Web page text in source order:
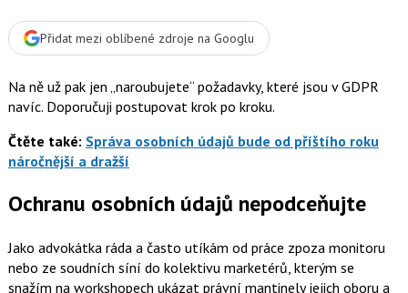
Přidat mezi oblíbené zdroje na Googlu
Na ně už pak jen „naroubujete“ požadavky, které jsou v GDPR
navíc. Doporučuji postupovat krok po kroku.
Čtěte také: Správa osobních údajů bude od příštího roku
náročnější a dražší
Ochranu osobních údajů nepodceňujte
Jako advokátka ráda a často utíkám od práce zpoza monitoru
nebo ze soudních síní do kolektivu marketérů, kterým se
snažím na workshopech ukázat právní mantinely jejich oboru a